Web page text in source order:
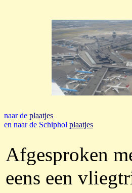
naar de plaatjes
en naar de Schiphol plaatjes
Afgesproken
eens een